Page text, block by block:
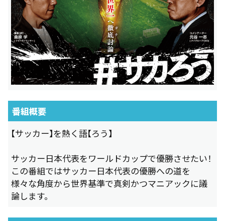
番組概要
【サッカー】を熱く語【ろう】
サッカー日本代表をワールドカップで優勝させたい！
この番組ではサッカー日本代表の優勝への道を
様々な角度から世界基準で真剣かつマニアックに議
論します。